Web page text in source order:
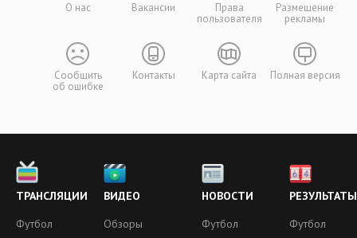
О нас Вакансии
Права
пользователя
Размещение
рекламы
Сообщить
об ошибке
Контакты Карта сайта Полная версия
ТРАНСЛЯЦИИ
Футбол
ВИДЕО
Обзоры
НОВОСТИ
Футбол
РЕЗУЛЬТАТЫ
Футбол